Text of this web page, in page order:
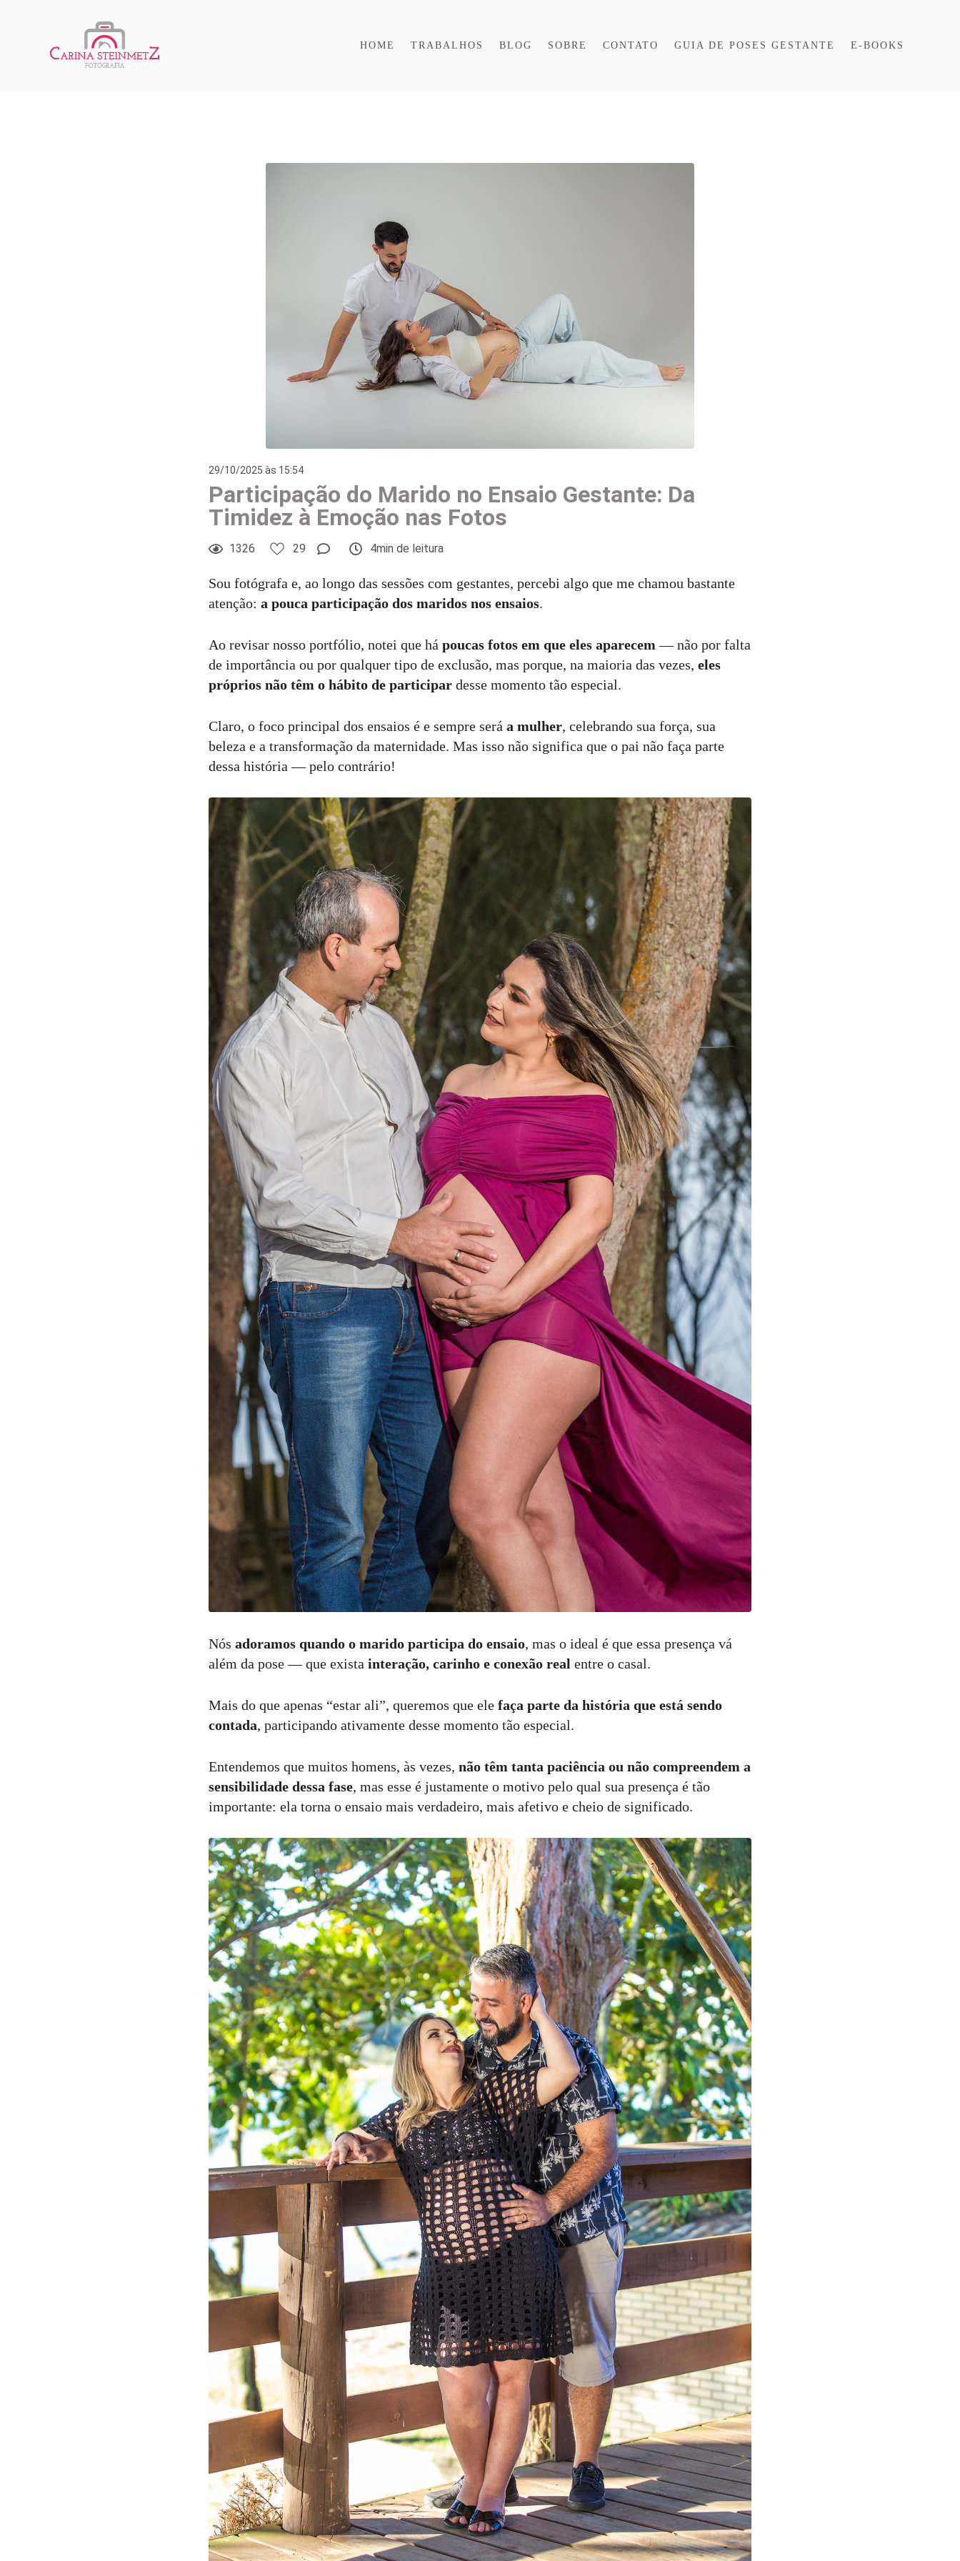
HOME TRABALHOS BLOG SOBRE CONTATO GUIA DE POSES GESTANTE E-BOOKS
29/10/2025 às 15:54
Participação do Marido no Ensaio Gestante: Da
Timidez à Emoção nas Fotos
1326 29 4min de leitura
Sou fotógrafa e, ao longo das sessões com gestantes, percebi algo que me chamou bastante
atenção: a pouca participação dos maridos nos ensaios.
Ao revisar nosso portfólio, notei que há poucas fotos em que eles aparecem — não por falta
de importância ou por qualquer tipo de exclusão, mas porque, na maioria das vezes, eles
próprios não têm o hábito de participar desse momento tão especial.
Claro, o foco principal dos ensaios é e sempre será a mulher, celebrando sua força, sua
beleza e a transformação da maternidade. Mas isso não significa que o pai não faça parte
dessa história — pelo contrário!
Nós adoramos quando o marido participa do ensaio, mas o ideal é que essa presença vá
além da pose — que exista interação, carinho e conexão real entre o casal.
Mais do que apenas “estar ali”, queremos que ele faça parte da história que está sendo
contada, participando ativamente desse momento tão especial.
Entendemos que muitos homens, às vezes, não têm tanta paciência ou não compreendem a
sensibilidade dessa fase, mas esse é justamente o motivo pelo qual sua presença é tão
importante: ela torna o ensaio mais verdadeiro, mais afetivo e cheio de significado.